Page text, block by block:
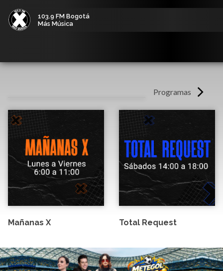
103.9 FM Bogotá
Más Música
Programas
Mañanas X Total Request